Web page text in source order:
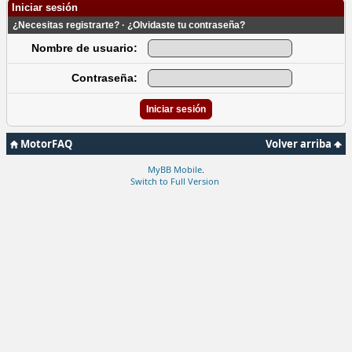
Iniciar sesión
¿Necesitas registrarte? · ¿Olvidaste tu contraseña?
Nombre de usuario:
Contraseña:
Volver arriba
MotorFAQ
MyBB Mobile
Switch to Full Version